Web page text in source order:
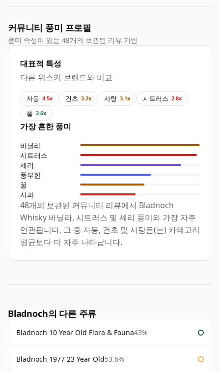
커뮤니티 풍미 프로필
풍미 속성이 있는 48개의 보관된 리뷰 기반
대표적 특성
다른 위스키 브랜드와 비교
자몽 4.5x 건초 3.2x 사탕 3.1x 시트러스 2.8x
풀 2.6x
가장 흔한 풍미
바닐라
시트러스
셰리
풍부한
꿀
사과
48개의 보관된 커뮤니티 리뷰에서 Bladnoch
Whisky 바닐라, 시트러스 및 셰리 풍미와 가장 자주
연관됩니다, 그 중 자몽, 건초 및 사탕은(는) 카테고리
평균보다 더 자주 나타납니다.
Bladnoch의 다른 주류
Bladnoch 10 Year Old Flora & Fauna43%
Bladnoch 1977 23 Year Old53.6%